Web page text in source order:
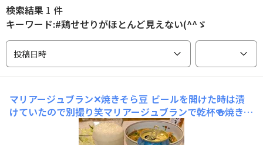
検索結果 1 件
キーワード:#鶏せせりがほとんど見えない(^^ゞ
投稿日時
マリアージュブラン✕焼きそら豆 ビールを開けた時は漬
けていたので別撮り笑マリアージュブランで乾杯🍻焼きそ
ら豆、鶏せせりと野菜のオイスターソース炒め、本マグロ
漬け、サラダの残りとともに美味しかったです ご馳走さ